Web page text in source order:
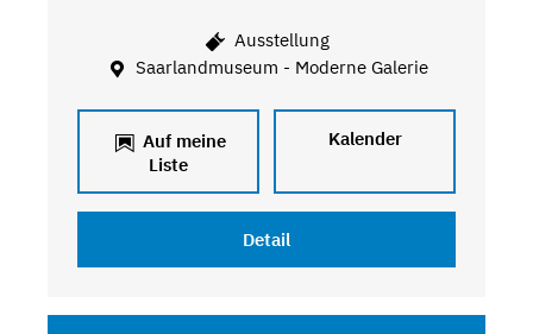
Ausstellung
Saarlandmuseum - Moderne Galerie
Auf meine
Liste
Kalender
Detail